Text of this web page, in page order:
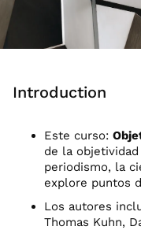
Introduction
Este curso:
de la
periodismo, la
explore puntos
Los autores
Thomas Kuhn,